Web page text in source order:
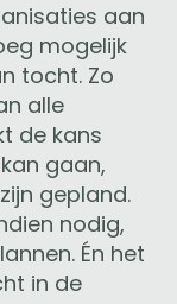
aan
mogelijk
tocht. Zo
alle
de kans
gaan,
gepland.
nodig,
Én het
in de